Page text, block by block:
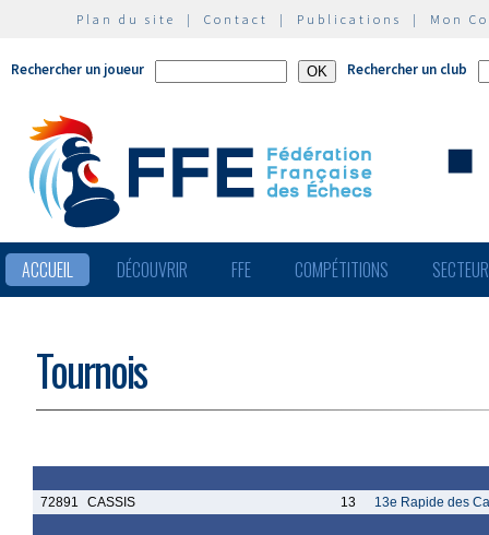
Plan du site | Contact | Publications | Mon
Rechercher un joueur Rechercher un club
ACCUEIL DÉCOUVRIR FFE COMPÉTITIONS
Tournois
72891 CASSIS 13 13e Rapide des